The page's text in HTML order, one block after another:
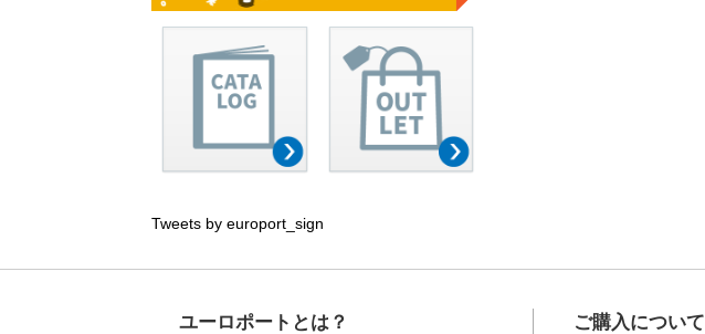
Tweets by europort_sign
ユーロポートとは？ ご購入について